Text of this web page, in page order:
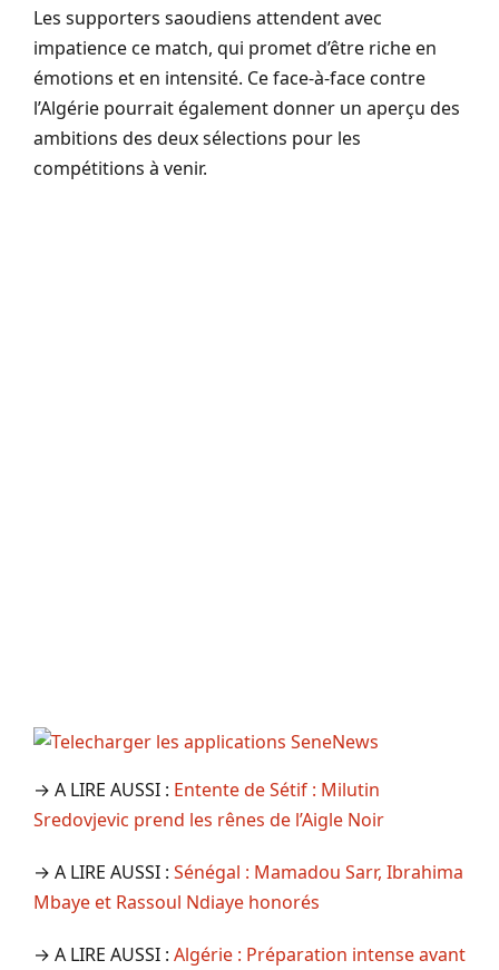
Les supporters saoudiens attendent avec
impatience ce match, qui promet d’être riche en
émotions et en intensité. Ce face-à-face contre
l’Algérie pourrait également donner un aperçu des
ambitions des deux sélections pour les
compétitions à venir.
→ A LIRE AUSSI : Entente de Sétif : Milutin
Sredovjevic prend les rênes de l’Aigle Noir
→ A LIRE AUSSI : Sénégal : Mamadou Sarr, Ibrahima
Mbaye et Rassoul Ndiaye honorés
→ A LIRE AUSSI : Algérie : Préparation intense avant